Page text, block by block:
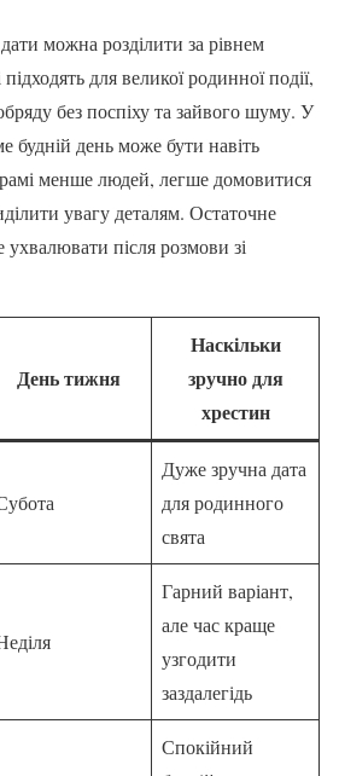
можна розділити за рівнем
для великої родинної події,
без поспіху та зайвого шуму. У
будній день може бути навіть
менше людей, легше домовитися
увагу деталям. Остаточне
після розмови зі
День тижня
Наскільки
зручно для
хрестин
Дуже зручна дата
для родинного
свята
Гарний варіант,
але час краще
узгодити
заздалегідь
Спокійний